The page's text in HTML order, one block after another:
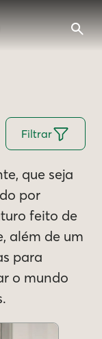
Filtrar
que seja
por
feito de
além de um
para
o mundo